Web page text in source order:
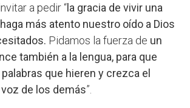
a pedir “la gracia de vivir una
más atento nuestro oído a Dios
Pidamos la fuerza de un
también a la lengua, para que
que hieren y crezca el
de los demás”.